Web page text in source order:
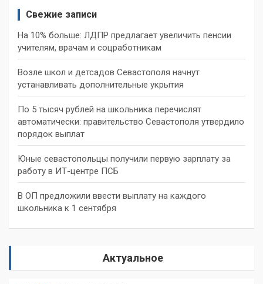
Свежие записи
На 10% больше: ЛДПР предлагает увеличить пенсии
учителям, врачам и соцработникам
Возле школ и детсадов Севастополя начнут
устанавливать дополнительные укрытия
По 5 тысяч рублей на школьника перечислят
автоматически: правительство Севастополя утвердило
порядок выплат
Юные севастопольцы получили первую зарплату за
работу в ИТ-центре ПСБ
В ОП предложили ввести выплату на каждого
школьника к 1 сентября
Актуальное